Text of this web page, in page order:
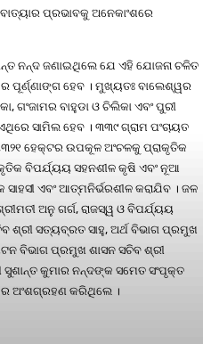
ପ୍ରଭାବକୁ ଅନେକାଂଶରେ
ନନ୍ଦ ଜଣାଇଥିଲେ ଯେ ଏହି ଯୋଜନା ଚଳିତ
ପୂର୍ଣ୍ଣାଙ୍ଗ ହେବ । ମୁଖ୍ୟତଃ ବାଲେଶ୍ୱର
ଗଂଜାମର ବାହୁଡା ଓ ଚିଲିକା ଏବଂ ପୁରୀ
ସାମିଲ ହେବ । ୩୩୯ ଗ୍ରାମ ପଂଚାୟତ
ହେକ୍ଟର ଉପକୂଳ ଅଂଚଳକୁ ପ୍ରାକୃତିକ
ବିପର୍ଯ୍ୟୟ ସହନଶୀଳ କୃଷି ଏବଂ ନୂଆ
ଏବଂ ଆତ୍ମନିର୍ଭରଶୀଳ କରାଯିବ । ଜଳ
ଅନୁ ଗର୍ଗ, ରାଜସ୍ୱ ଓ ବିପର୍ଯ୍ୟୟ
ଶ୍ରୀ ସତ୍ୟବ୍ରତ ସାହୁ, ଅର୍ଥ ବିଭାଗ ପ୍ରମୁଖ
ବିଭାଗ ପ୍ରମୁଖ ଶାସନ ସଚିବ ଶ୍ରୀ
କୁମାର ନନ୍ଦଙ୍କ ସମେତ ସଂପୃକ୍ତ
ଅଂଶଗ୍ରହଣ କରିଥିଲେ ।